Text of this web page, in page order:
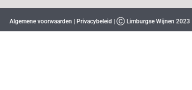
Algemene voorwaarden Privacybeleid | Ⓒ Limburgse Wijnen 2023 |